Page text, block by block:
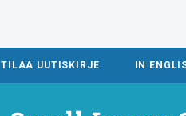
TILAA UUTISKIRJE IN